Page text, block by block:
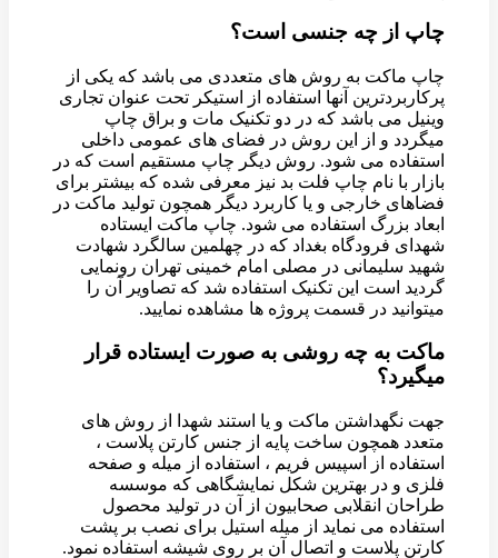
چاپ از چه جنسی است؟
چاپ ماکت به روش های متعددی می باشد که یکی از
پرکاربردترین آنها استفاده از استیکر تحت عنوان تجاری
وینیل می باشد که در دو تکنیک مات و براق چاپ
میگردد و از این روش در فضای های عمومی داخلی
استفاده می شود. روش دیگر چاپ مستقیم است که در
بازار با نام چاپ فلت بد نیز معرفی شده که بیشتر برای
فضاهای خارجی و یا کاربرد دیگر همچون تولید ماکت در
ابعاد بزرگ استفاده می شود. چاپ ماکت ایستاده
شهدای فرودگاه بغداد که در چهلمین سالگرد شهادت
شهید سلیمانی در مصلی امام خمینی تهران رونمایی
گردید است این تکنیک استفاده شد که تصاویر آن را
میتوانید در قسمت پروژه ها مشاهده نمایید.
ماکت به چه روشی به صورت ایستاده قرار
میگیرد؟
جهت نگهداشتن ماکت و یا استند شهدا از روش های
متعدد همچون ساخت پایه از جنس کارتن پلاست ،
استفاده از اسپیس فریم ، استفاده از میله و صفحه
فلزی و در بهترین شکل نمایشگاهی که موسسه
طراحان انقلابی صحابیون از آن در تولید محصول
استفاده می نماید از میله استیل برای نصب بر پشت
کارتن پلاست و اتصال آن بر روی شیشه استفاده نمود.